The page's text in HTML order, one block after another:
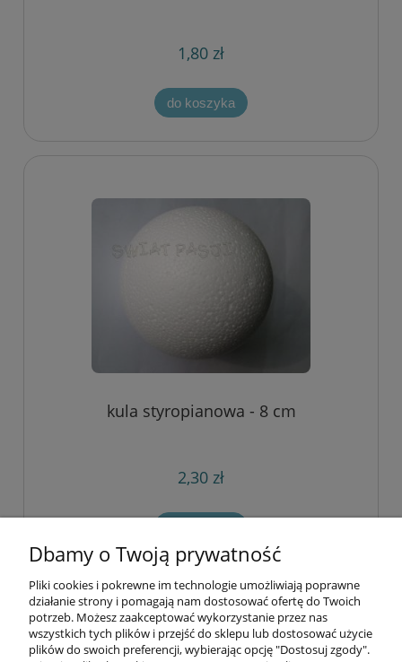
1,80 zł
do koszyka
kula styropianowa - 8 cm
2,30 zł
Informacje
Opłaty i koszty dostawy
Dbamy o Twoją prywatność
Pliki cookies i pokrewne im technologie umożliwiają poprawne
działanie strony i pomagają nam dostosować ofertę do Twoich
potrzeb. Możesz zaakceptować wykorzystanie przez nas
wszystkich tych plików i przejść do sklepu lub dostosować użycie
plików do swoich preferencji, wybierając opcję "Dostosuj zgody".